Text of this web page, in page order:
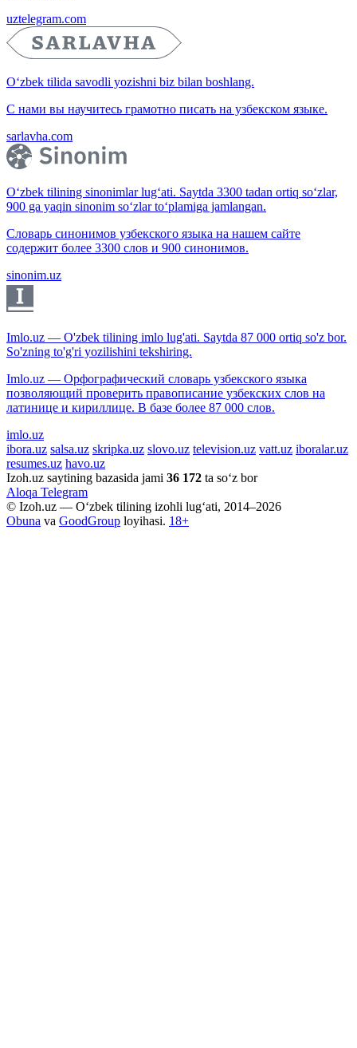
uztelegram.com
O‘zbek tilida savodli yozishni biz bilan boshlang.
С нами вы научитесь грамотно писать на узбекском языке.
sarlavha.com
O‘zbek tilining sinonimlar lug‘ati. Saytda 3300 tadan ortiq so‘zlar,
900 ga yaqin sinonim so‘zlar to‘plamiga jamlangan.
Словарь синонимов узбекского языка на нашем сайте
содержит более 3300 слов и 900 синонимов.
sinonim.uz
Imlo.uz — O'zbek tilining imlo lug'ati. Saytda 87 000 ortiq so'z bor.
So'zning to'g'ri yozilishini tekshiring.
Imlo.uz — Орфографический словарь узбекского языка
позволяющий проверить правописание узбекских слов на
латинице и кириллице. В базе более 87 000 слов.
imlo.uz
ibora.uz salsa.uz skripka.uz slovo.uz television.uz vatt.uz iboralar.uz
resumes.uz havo.uz
Izoh.uz saytining bazasida jami 36 172 ta so‘z bor
Aloqa Telegram
© Izoh.uz — O‘zbek tilining izohli lug‘ati, 2014–2026
Obuna va GoodGroup loyihasi. 18+